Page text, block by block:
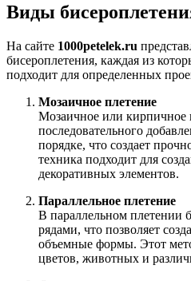
Виды
На сайте 1000petelek.ru
бисероплетения, каждая из
подходит для определенных
Мозаичное плетение
Мозаичное или кирпичное
последовательного
порядке, что создает
техника подходит для
декоративных элементов.
Параллельное плетение
В параллельном плетении
рядами, что позволяет
объемные формы. Этот
цветов, животных и